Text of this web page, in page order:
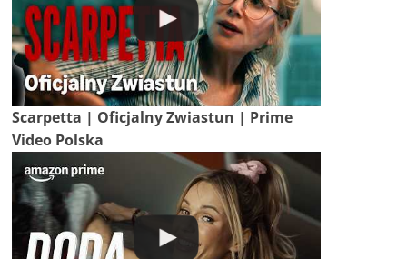
Scarpetta | Oficjalny Zwiastun | Prime
Video Polska